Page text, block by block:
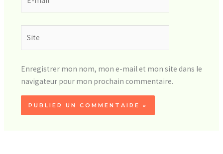
mail*
Enregistrer mon nom, mon e-mail et mon site dans le
navigateur pour mon prochain commentaire.